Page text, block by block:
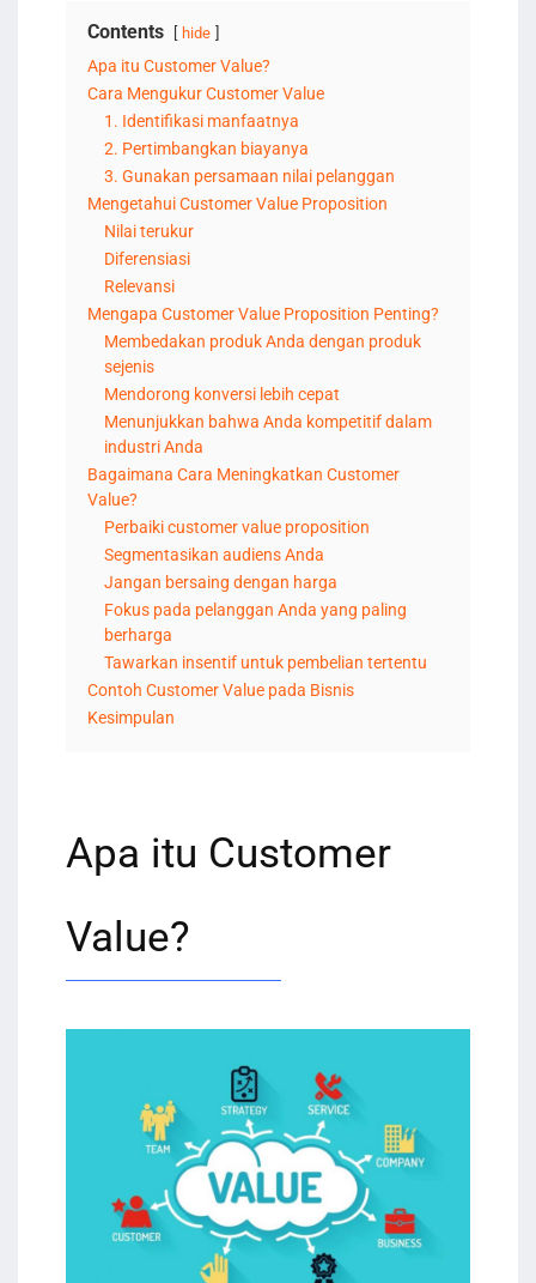
Contents hide
Apa itu Customer Value?
Cara Mengukur Customer Value
1. Identifikasi manfaatnya
2. Pertimbangkan biayanya
3. Gunakan persamaan nilai pelanggan
Mengetahui Customer Value Proposition
Nilai terukur
Diferensiasi
Relevansi
Mengapa Customer Value Proposition Penting?
Membedakan produk Anda dengan produk
sejenis
Mendorong konversi lebih cepat
Menunjukkan bahwa Anda kompetitif dalam
industri Anda
Bagaimana Cara Meningkatkan Customer
Value?
Perbaiki customer value proposition
Segmentasikan audiens Anda
Jangan bersaing dengan harga
Fokus pada pelanggan Anda yang paling
berharga
Tawarkan insentif untuk pembelian tertentu
Contoh Customer Value pada Bisnis
Kesimpulan
Apa itu Customer
Value?